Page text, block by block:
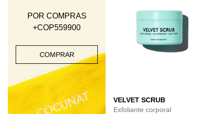
POR COMPRAS
+COP559900
COMPRAR
VELVET SCRUB
Exfoliante corporal